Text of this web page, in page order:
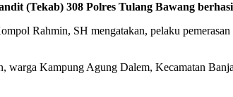
(Tekab) 308 Polres Tulang Bawang
Rahmin, SH mengatakan, pelaku
warga Kampung Agung Dalem, Kecamatan